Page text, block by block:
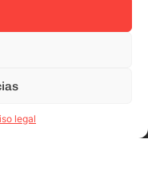
legal
the Google